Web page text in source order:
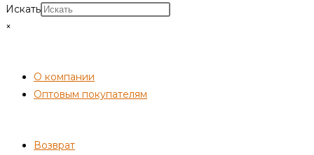
Искать
×
О компании
Оптовым покупателям
Возврат